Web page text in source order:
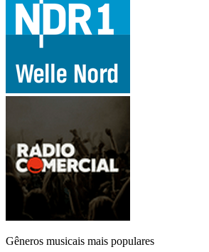
Gêneros musicais mais populares